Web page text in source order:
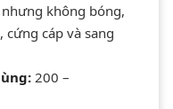
không bóng,
cứng cáp và sang
200 –